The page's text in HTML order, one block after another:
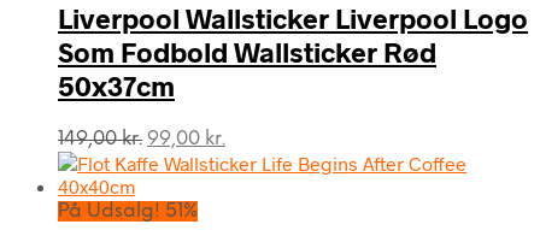
Liverpool Wallsticker Liverpool Logo
Som Fodbold Wallsticker Rød
50x37cm
149,00kr. Den
oprindelige
var:
99,00 kr.
aktuelle
På Udsalg! 51%